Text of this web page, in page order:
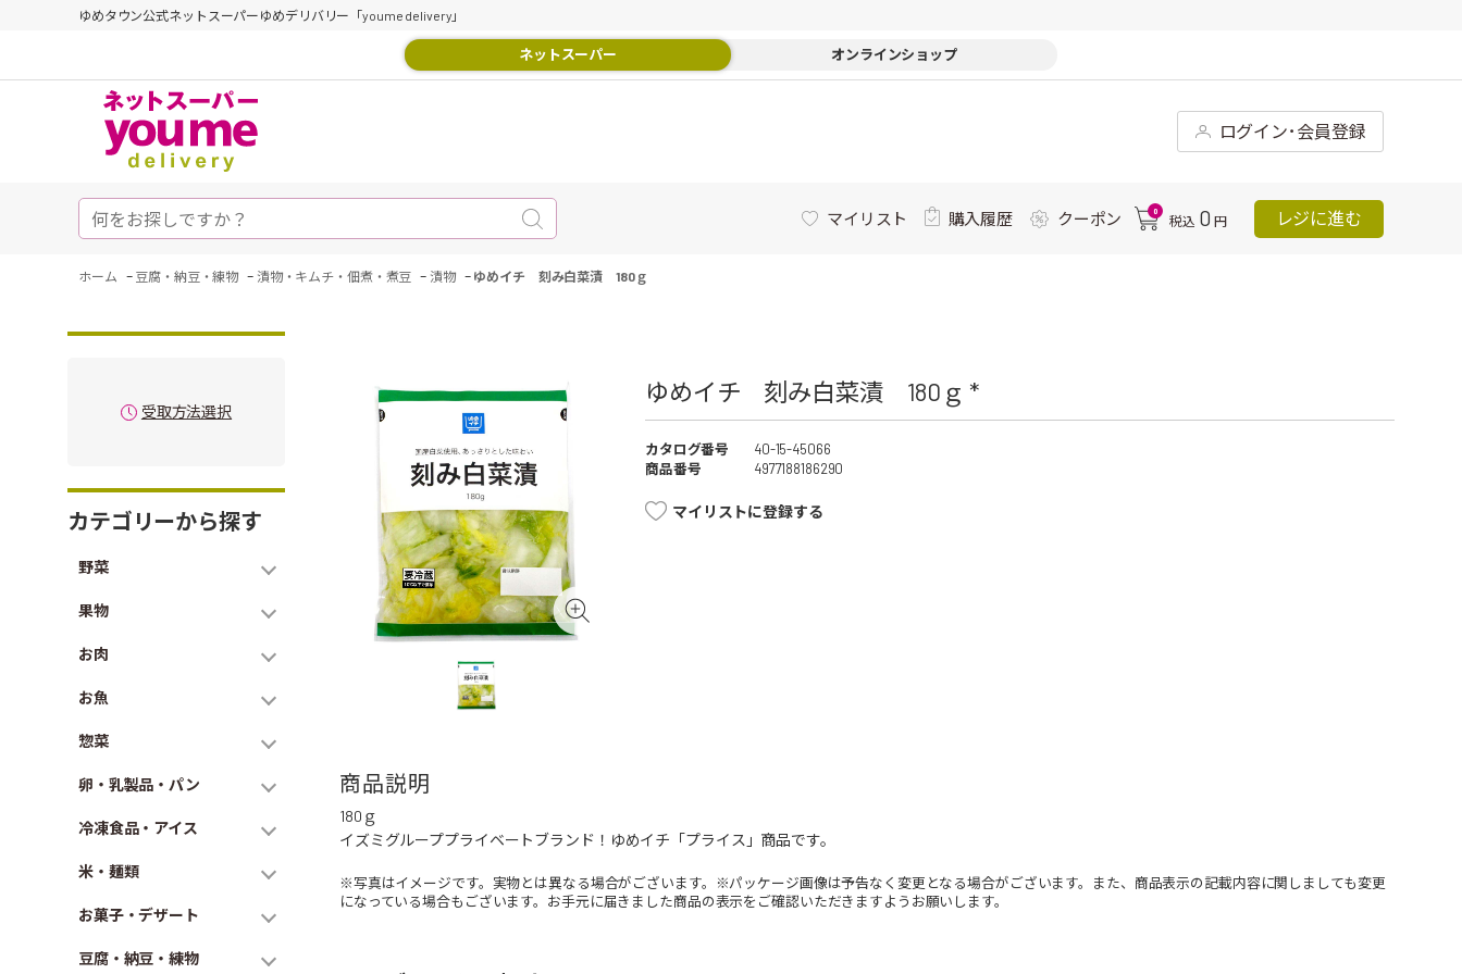
ゆめタウン公式ネットスーパーゆめデリバリー「youme delivery」
ネットスーパー オンラインショップ
ログイン･会員登録
マイリスト 購入履歴 クーポン 0
税込 0 円 レジに進む
ホーム - 豆腐・納豆・練物 - 漬物・キムチ・佃煮・煮豆 - 漬物 - ゆめイチ 刻み白菜漬 180ｇ
受取方法選択
カテゴリーから探す
野菜
果物
お肉
お魚
惣菜
卵・乳製品・パン
冷凍食品・アイス
米・麺類
お菓子・デザート
豆腐・納豆・練物
ゆめイチ 刻み白菜漬 180ｇ *
カタログ番号
40-15-45066
商品番号
4977188186290
マイリストに登録する
商品説明
180ｇ
イズミグループプライベートブランド！ゆめイチ「プライス」商品です。
※写真はイメージです。実物とは異なる場合がございます。※パッケージ画像は予告なく変更となる場合がございます。また、商品表示の記載内容に関しましても変更
になっている場合もございます。お手元に届きました商品の表示をご確認いただきますようお願いします。